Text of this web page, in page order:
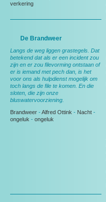
verkering
De Brandweer
Langs de weg liggen grastegels. Dat
betekend dat als er een incident zou
zijn en er zou filevorming ontstaan of
er is iemand met pech dan, is het
voor ons als hulpdienst mogelijk om
toch langs de file te komen. En die
sloten, die zijn onze
bluswatervoorziening.
Brandweer - Alfred Ottink - Nacht -
ongeluk - ongeluk